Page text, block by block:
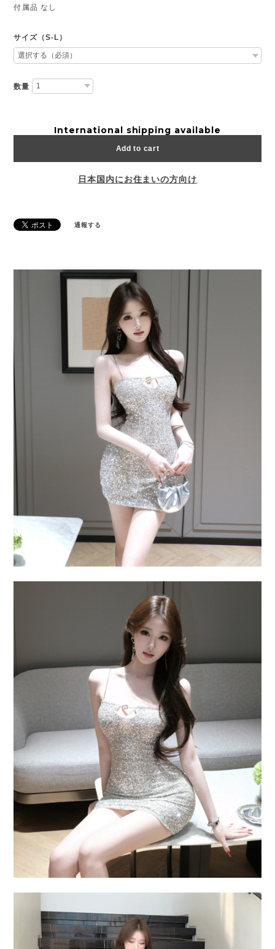
付属品 なし
サイズ（S-L）
数量
International shipping available
Add to cart
日本国内にお住まいの方向け
通報する